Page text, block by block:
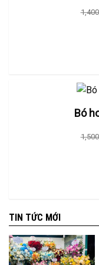
Bó
TIN TỨC MỚI